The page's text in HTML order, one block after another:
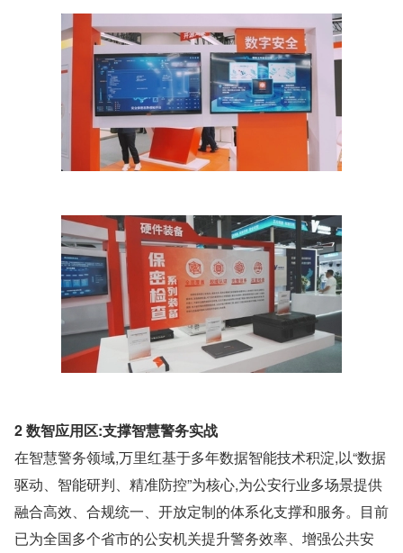
2 数智应用区:支撑智慧警务实战
在智慧警务领域,万里红基于多年数据智能技术积淀,以“数据
驱动、智能研判、精准防控”为核心,为公安行业多场景提供
融合高效、合规统一、开放定制的体系化支撑和服务。目前
已为全国多个省市的公安机关提升警务效率、增强公共安